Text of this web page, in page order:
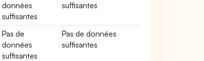
données
suffisantes
suffisantes
Pas de
données
suffisantes
Pas de données
suffisantes